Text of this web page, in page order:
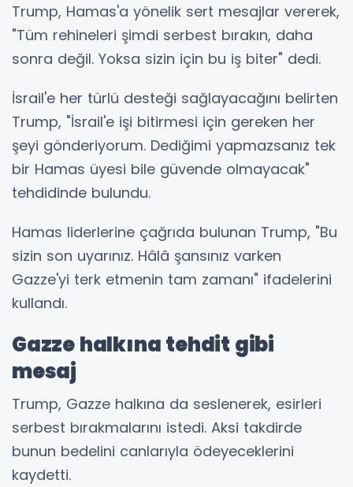
Trump, Hamas'a yönelik sert mesajlar vererek,
"Tüm rehineleri şimdi serbest bırakın, daha
sonra değil. Yoksa sizin için bu iş biter" dedi.
İsrail'e her türlü desteği sağlayacağını belirten
Trump, "İsrail'e işi bitirmesi için gereken her
şeyi gönderiyorum. Dediğimi yapmazsanız tek
bir Hamas üyesi bile güvende olmayacak"
tehdidinde bulundu.
Hamas liderlerine çağrıda bulunan Trump, "Bu
sizin son uyarınız. Hâlâ şansınız varken
Gazze'yi terk etmenin tam zamanı" ifadelerini
kullandı.
Gazze halkına tehdit gibi
mesaj
Trump, Gazze halkına da seslenerek, esirleri
serbest bırakmalarını istedi. Aksi takdirde
bunun bedelini canlarıyla ödeyeceklerini
kaydetti.